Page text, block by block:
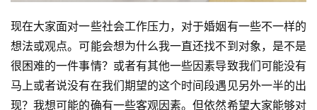
现在大家面对一些社会工作压力，对于婚姻有一些不一样的
想法或观点。可能会想为什么我一直还找不到对象，是不是
很困难的一件事情？或者有其他一些因素导致我们可能没有
马上或者说没有在我们期望的这个时间段遇见另外一半的出
现？我想可能的确有一些客观因素。但依然希望大家能够对